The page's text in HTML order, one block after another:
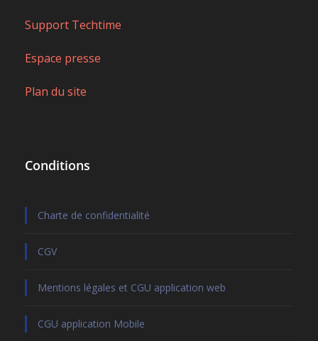
Support Techtime
Espace presse
Plan du site
Conditions
Charte de confidentialité
CGV
Mentions légales et CGU application web
CGU application Mobile